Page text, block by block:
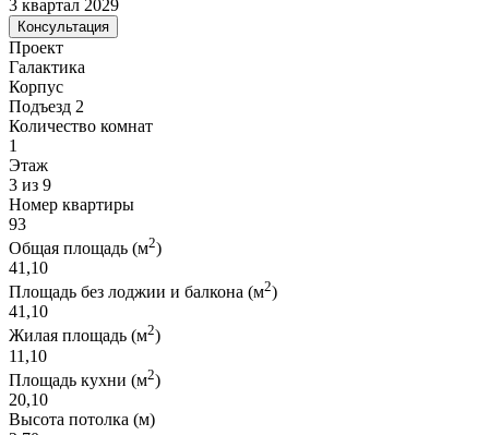
3 квартал 2029
Консультация
Проект
Галактика
Корпус
Подъезд 2
Количество комнат
1
Этаж
3 из 9
Номер квартиры
93
Общая площадь (м2)
41,10
Площадь без лоджии и балкона (м2)
41,10
Жилая площадь (м2)
11,10
Площадь кухни (м2)
20,10
Высота потолка (м)